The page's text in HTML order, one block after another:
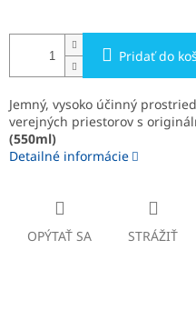
Pridať do
Jemný, vysoko účinný
verejných priestorov s
(550ml)
Detailné informácie
OPÝTAŤ SA STRÁŽIŤ